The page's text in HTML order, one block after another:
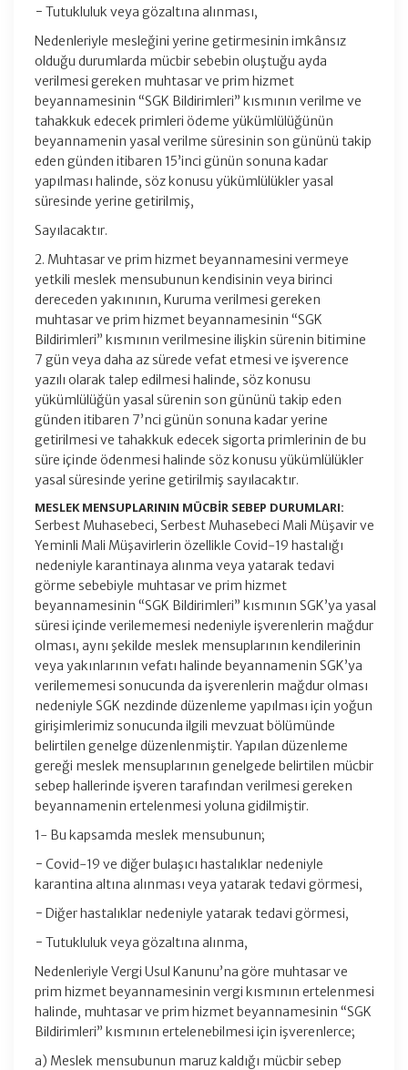
− Tutukluluk veya gözaltına alınması,
Nedenleriyle mesleğini yerine getirmesinin imkânsız
olduğu durumlarda mücbir sebebin oluştuğu ayda
verilmesi gereken muhtasar ve prim hizmet
beyannamesinin “SGK Bildirimleri” kısmının verilme ve
tahakkuk edecek primleri ödeme yükümlülüğünün
beyannamenin yasal verilme süresinin son gününü takip
eden günden itibaren 15’inci günün sonuna kadar
yapılması halinde, söz konusu yükümlülükler yasal
süresinde yerine getirilmiş,
Sayılacaktır.
2. Muhtasar ve prim hizmet beyannamesini vermeye
yetkili meslek mensubunun kendisinin veya birinci
dereceden yakınının, Kuruma verilmesi gereken
muhtasar ve prim hizmet beyannamesinin “SGK
Bildirimleri” kısmının verilmesine ilişkin sürenin bitimine
7 gün veya daha az sürede vefat etmesi ve işverence
yazılı olarak talep edilmesi halinde, söz konusu
yükümlülüğün yasal sürenin son gününü takip eden
günden itibaren 7’nci günün sonuna kadar yerine
getirilmesi ve tahakkuk edecek sigorta primlerinin de bu
süre içinde ödenmesi halinde söz konusu yükümlülükler
yasal süresinde yerine getirilmiş sayılacaktır.
MESLEK MENSUPLARININ MÜCBİR SEBEP DURUMLARI:
Serbest Muhasebeci, Serbest Muhasebeci Mali Müşavir ve
Yeminli Mali Müşavirlerin özellikle Covid-19 hastalığı
nedeniyle karantinaya alınma veya yatarak tedavi
görme sebebiyle muhtasar ve prim hizmet
beyannamesinin “SGK Bildirimleri” kısmının SGK’ya yasal
süresi içinde verilememesi nedeniyle işverenlerin mağdur
olması, aynı şekilde meslek mensuplarının kendilerinin
veya yakınlarının vefatı halinde beyannamenin SGK’ya
verilememesi sonucunda da işverenlerin mağdur olması
nedeniyle SGK nezdinde düzenleme yapılması için yoğun
girişimlerimiz sonucunda ilgili mevzuat bölümünde
belirtilen genelge düzenlenmiştir. Yapılan düzenleme
gereği meslek mensuplarının genelgede belirtilen mücbir
sebep hallerinde işveren tarafından verilmesi gereken
beyannamenin ertelenmesi yoluna gidilmiştir.
1- Bu kapsamda meslek mensubunun;
− Covid-19 ve diğer bulaşıcı hastalıklar nedeniyle
karantina altına alınması veya yatarak tedavi görmesi,
− Diğer hastalıklar nedeniyle yatarak tedavi görmesi,
− Tutukluluk veya gözaltına alınma,
Nedenleriyle Vergi Usul Kanunu’na göre muhtasar ve
prim hizmet beyannamesinin vergi kısmının ertelenmesi
halinde, muhtasar ve prim hizmet beyannamesinin “SGK
Bildirimleri” kısmının ertelenebilmesi için işverenlerce;
a) Meslek mensubunun maruz kaldığı mücbir sebep